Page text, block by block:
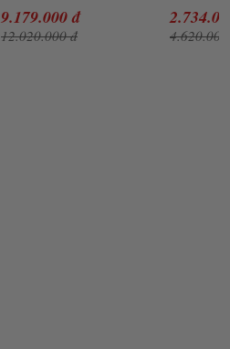
Shoulder Bag- Tramonto
Cho Nữ
9.179.000 đ
12.020.000 đ
Metallic
Rose